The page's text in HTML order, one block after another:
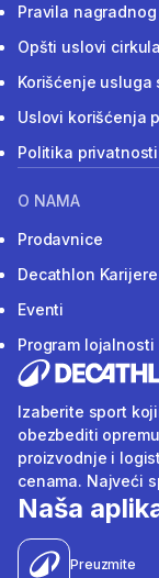
Pravila
Opšti uslovi
Korišćenje usluga
Uslovi korišćenja
Politika privatnosti
O NAMA
Prodavnice
Decathlon Karijere
Eventi
Program lojalnosti
Izaberite sport
obezbediti
proizvodnje i
cenama. Najveći
Naša
Preuzmite